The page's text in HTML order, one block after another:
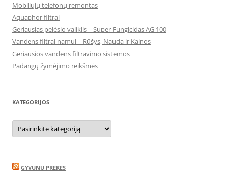
Mobiliųjų telefonų remontas
Aquaphor filtrai
Geriausias pelėsio valiklis – Super Fungicidas AG 100
Vandens filtrai namui – Rūšys, Nauda ir Kainos
Geriausios vandens filtravimo sistemos
Padangų žymėjimo reikšmės
KATEGORIJOS
Kategorijos
GYVUNU PREKES